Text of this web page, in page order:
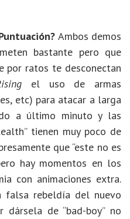
Ambos demos
bastante pero que
por ratos te desconectan
el uso de armas
etc) para atacar a larga
a último minuto y las
tienen muy poco de
que “este no es
hay momentos en los
con animaciones extra.
falsa rebeldía del nuevo
de “bad-boy” no